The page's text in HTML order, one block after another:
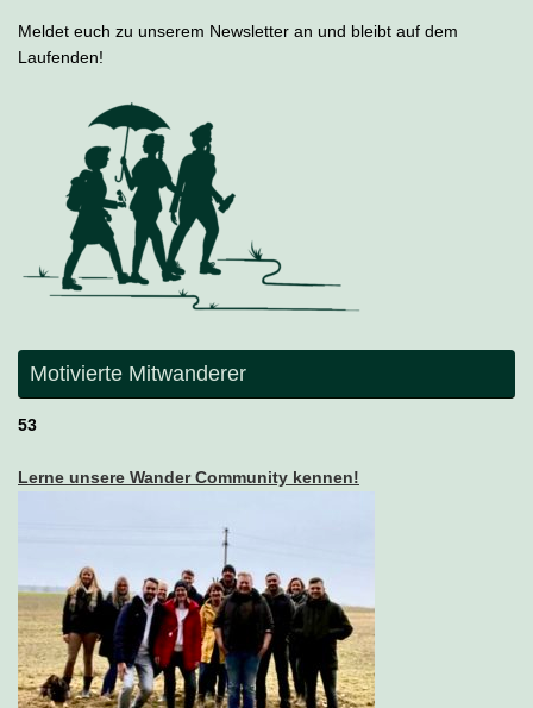
Meldet euch zu unserem Newsletter an und bleibt auf dem
Laufenden!
Motivierte Mitwanderer
53
Lerne unsere Wander Community kennen!